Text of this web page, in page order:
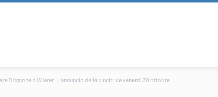
Brignone o Wierer. L’annuncio della vincitrice venerdì 30 ottobre